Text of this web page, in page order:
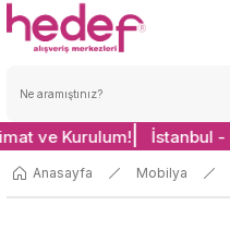
ve Kurulum! İstanbul -
Anasayfa Mobilya